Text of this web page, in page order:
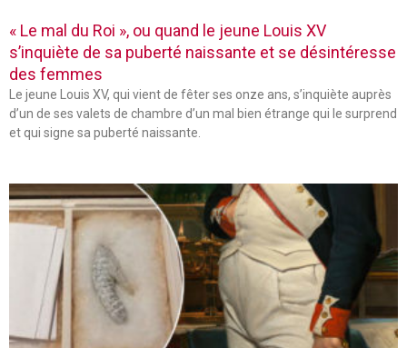
« Le mal du Roi », ou quand le jeune Louis XV
s’inquiète de sa puberté naissante et se désintéresse
des femmes
Le jeune Louis XV, qui vient de fêter ses onze ans, s’inquiète auprès
d’un de ses valets de chambre d’un mal bien étrange qui le surprend
et qui signe sa puberté naissante.